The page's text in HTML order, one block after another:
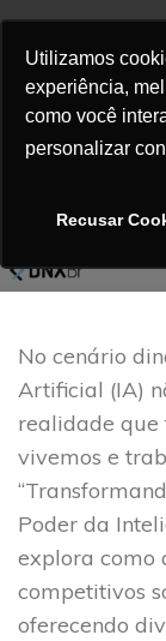
Utilizamos
experiência,
como você
personalizar
Recusar
No cenário
Artificial (IA)
realidade
vivemos e
Poder da
explora como
competitivos
oferecendo